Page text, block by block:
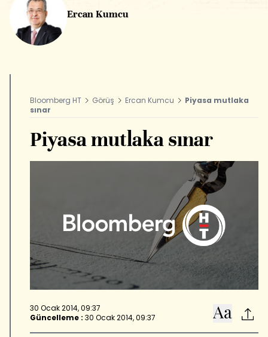
Ercan Kumcu
Bloomberg HT Görüş Ercan Kumcu
Piyasa mutlaka
sınar
Piyasa mutlaka sınar
30 Ocak 2014, 09:37
Güncelleme : 30 Ocak 2014, 09:37